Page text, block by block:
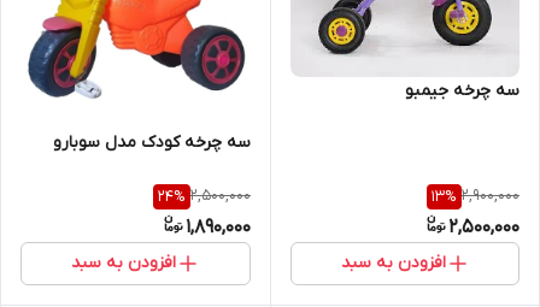
سه چرخه جیمبو
2,900,000
13%
2,500,000
افزودن به سبد
سه چرخه کودک مدل سوبارو
2,500,000
24%
1,890,000
افزودن به سبد